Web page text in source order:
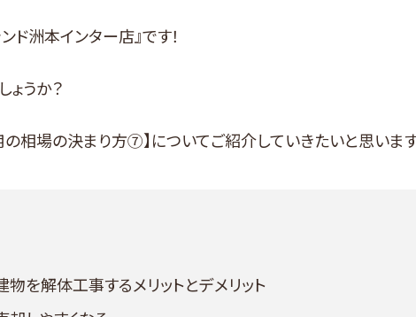
ド洲本インター店』です！
うか？
相場の決まり方⑦】についてご紹介していきたいと思います
を解体工事するメリットとデメリット